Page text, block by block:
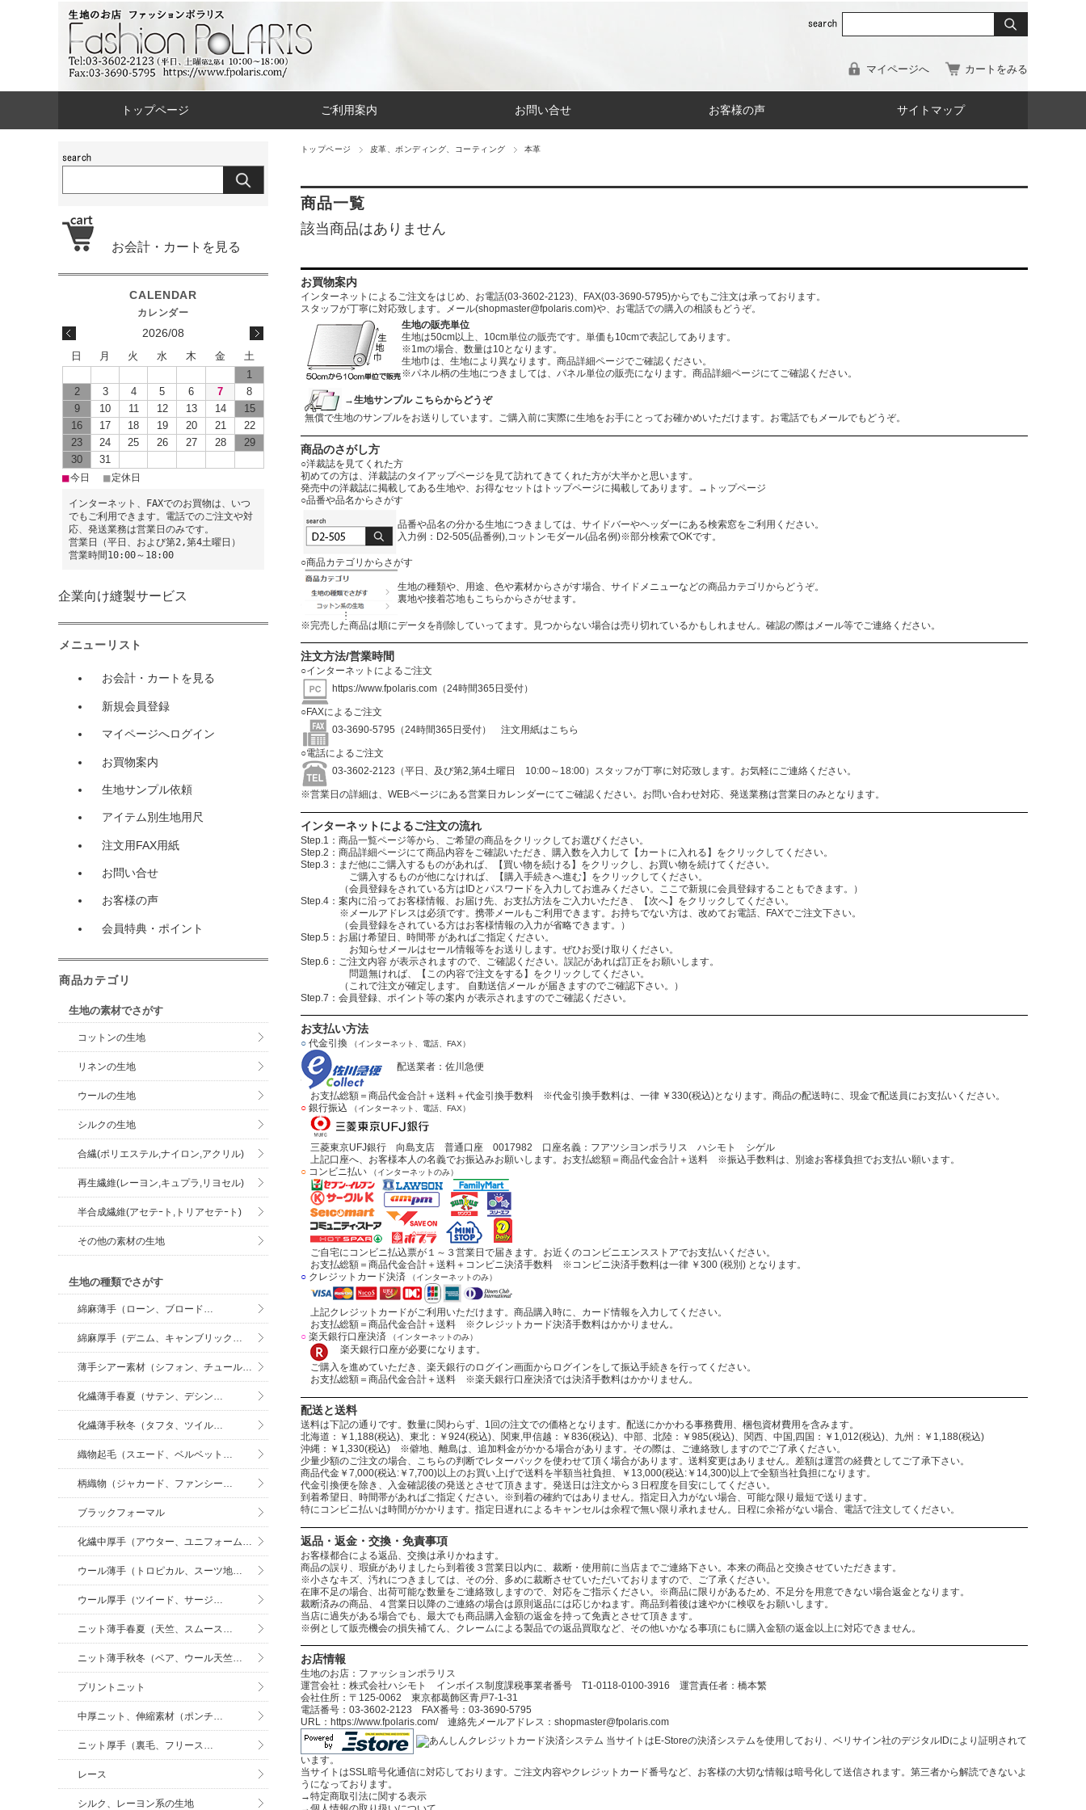
マイページへ カートをみる
トップページ ご利用案内 お問い合せ お客様の声 サイトマップ
トップページ 皮革、ボンディング、コーティング 本革
商品一覧
該当商品はありません
お買物案内
インターネットによるご注文をはじめ、お電話(03-3602-2123)、FAX(03-3690-5795)からでもご注文は承っております。
スタッフが丁寧に対応致します。メール(shopmaster@fpolaris.com)や、お電話での購入の相談もどうぞ。
生地の販売単位
生地は50cm以上、10cm単位の販売です。単価も10cmで表記してあります。
※1mの場合、数量は10となります。
生地巾は、生地により異なります。商品詳細ページでご確認ください。
※パネル柄の生地につきましては、パネル単位の販売になります。商品詳細ページにてご確認ください。
→生地サンプル こちらからどうぞ
無償で生地のサンプルをお送りしています。ご購入前に実際に生地をお手にとってお確かめいただけます。お電話でもメールでもどうぞ。
商品のさがし方
○洋裁誌を見てくれた方
初めての方は、洋裁誌のタイアップページを見て訪れてきてくれた方が大半かと思います。
発売中の洋裁誌に掲載してある生地や、お得なセットはトップページに掲載してあります。
→トップページ
○品番や品名からさがす
品番や品名の分かる生地につきましては、サイドバーやヘッダーにある検索窓をご利用ください。
入力例：D2-505(品番例),コットンモダール(品名例)※部分検索でOKです。
○商品カテゴリからさがす
生地の種類や、用途、色や素材からさがす場合、サイドメニューなどの商品カテゴリからどうぞ。
裏地や接着芯地もこちらからさがせます。
※完売した商品は順にデータを削除していってます。見つからない場合は売り切れているかもしれません。確認の際はメール等でご連絡ください。
注文方法/営業時間
○インターネットによるご注文
https://www.fpolaris.com （24時間365日受付）
○FAXによるご注文
03-3690-5795（24時間365日受付）
注文用紙はこちら
○電話によるご注文
03-3602-2123（平日、及び第2,第4土曜日 10:00～18:00）スタッフが丁寧に対応致します。お気軽にご連絡ください。
※営業日の詳細は、WEBページにある営業日カレンダーにてご確認ください。お問い合わせ対応、発送業務は営業日のみとなります。
インターネットによるご注文の流れ
Step.1：商品一覧ページ等から、ご希望の商品をクリックしてお選びください。
Step.2：商品詳細ページにて商品内容をご確認いただき、購入数を入力して【カートに入れる】をクリックしてください。
Step.3：まだ他にご購入するものがあれば、【買い物を続ける】をクリックし、お買い物を続けてください。
ご購入するものが他になければ、【購入手続きへ進む】をクリックしてください。
（会員登録をされている方はIDとパスワードを入力してお進みください。ここで新規に会員登録することもできます。）
Step.4：案内に沿ってお客様情報、お届け先、お支払方法をご入力いただき、【次へ】をクリックしてください。
※メールアドレスは必須です。携帯メールもご利用できます。お持ちでない方は、改めてお電話、FAXでご注文下さい。
（会員登録をされている方はお客様情報の入力が省略できます。）
Step.5：お届け希望日、時間帯 があればご指定ください。
お知らせメールはセール情報等をお送りします。ぜひお受け取りください。
Step.6：ご注文内容 が表示されますので、ご確認ください。誤記があれば訂正をお願いします。
問題無ければ、【この内容で注文をする】をクリックしてください。
（これで注文が確定します。 自動送信メール が届きますのでご確認下さい。）
Step.7：会員登録、ポイント等の案内 が表示されますのでご確認ください。
お支払い方法
○ 代金引換 （インターネット、電話、FAX）
配送業者：佐川急便
お支払総額＝商品代金合計＋送料＋代金引換手数料 ※代金引換手数料は、一律 ￥330(税込)となります。商品の配送時に、現金で配送員にお支払いください。
○ 銀行振込 （インターネット、電話、FAX）
三菱東京UFJ銀行 向島支店 普通口座 0017982 口座名義：フアツシヨンポラリス ハシモト シゲル
上記口座へ、お客様本人の名義でお振込みお願いします。お支払総額＝商品代金合計＋送料 ※振込手数料は、別途お客様負担でお支払い願います。
○ コンビニ払い （インターネットのみ）
ご自宅にコンビニ払込票が１～３営業日で届きます。お近くのコンビニエンスストアでお支払いください。
お支払総額＝商品代金合計＋送料＋コンビニ決済手数料 ※コンビニ決済手数料は一律 ￥300 (税別) となります。
○ クレジットカード決済 （インターネットのみ）
上記クレジットカードがご利用いただけます。商品購入時に、カード情報を入力してください。
お支払総額＝商品代金合計＋送料 ※クレジットカード決済手数料はかかりません。
○ 楽天銀行口座決済 （インターネットのみ）
楽天銀行口座が必要になります。
ご購入を進めていただき、楽天銀行のログイン画面からログインをして振込手続きを行ってください。
お支払総額＝商品代金合計＋送料 ※楽天銀行口座決済では決済手数料はかかりません。
配送と送料
送料は下記の通りです。数量に関わらず、1回の注文での価格となります。配送にかかわる事務費用、梱包資材費用を含みます。
北海道：￥1,188(税込)、東北：￥924(税込)、関東,甲信越：￥836(税込)、中部、北陸：￥985(税込)、関西、中国,四国：￥1,012(税込)、九州：￥1,188(税込)
沖縄：￥1,330(税込) ※僻地、離島は、追加料金がかかる場合があります。その際は、ご連絡致しますのでご了承ください。
少量少額のご注文の場合、こちらの判断でレターパックを使わせて頂く場合があります。送料変更はありません。差額は運営の経費としてご了承下さい。
商品代金￥7,000(税込:￥7,700)以上のお買い上げで送料を半額当社負担、￥13,000(税込:￥14,300)以上で全額当社負担になります。
代金引換便を除き、入金確認後の発送とさせて頂きます。発送日は注文から３日程度を目安にしてください。
到着希望日、時間帯があればご指定ください。※到着の確約ではありません。指定日入力がない場合、可能な限り最短で送ります。
特にコンビニ払いは時間がかかります。指定日遅れによるキャンセルは余程で無い限り承れません。日程に余裕がない場合、電話で注文してください。
返品・返金・交換・免責事項
お客様都合による返品、交換は承りかねます。
商品の誤り、瑕疵がありましたら到着後３営業日以内に、裁断・使用前に当店までご連絡下さい。本来の商品と交換させていただきます。
※小さなキズ、汚れにつきましては、その分、多めに裁断させていただいておりますので、ご了承ください。
在庫不足の場合、出荷可能な数量をご連絡致しますので、対応をご指示ください。※商品に限りがあるため、不足分を用意できない場合返金となります。
裁断済みの商品、４営業日以降のご連絡の場合は原則返品には応じかねます。商品到着後は速やかに検収をお願いします。
当店に過失がある場合でも、最大でも商品購入金額の返金を持って免責とさせて頂きます。
※例として販売機会の損失補てん、クレームによる製品での返品買取など、その他いかなる事項にもに購入金額の返金以上に対応できません。
お店情報
生地のお店：ファッションポラリス
運営会社：株式会社ハシモト インボイス制度課税事業者番号 T1-0118-0100-3916 運営責任者：橋本繁
会社住所：〒125-0062 東京都葛飾区青戸7-1-31
電話番号：03-3602-2123 FAX番号：03-3690-5795
URL：https://www.fpolaris.com/ 連絡先メールアドレス：shopmaster@fpolaris.com
当サイトはE-Storeの決済システムを使用しており、ベリサイン社のデジタルIDにより証明されて
います。
当サイトはSSL暗号化通信に対応しております。ご注文内容やクレジットカード番号など、お客様の大切な情報は暗号化して送信されます。第三者から解読できないよ
うになっております。
→特定商取引法に関する表示
お会計・カートを見る
2026/08
日 月 火 水 木 金
土
1
2
3 4 5 6 7
8
9
10 11 12 13 14
15
16
17 18 19 20 21
22
23
24 25 26 27 28
29
30
31
■今日 ■ 定休日
インターネット、FAXでのお買物は、いつ
でもご利用できます。電話でのご注文や対
応、発送業務は営業日のみです。
営業日（平日、および第2,第4土曜日）
営業時間10:00～18:00
企業向け縫製サービス
メニューリスト
お会計・カートを見る
新規会員登録
マイページへログイン
お買物案内
生地サンプル依頼
アイテム別生地用尺
注文用FAX用紙
お問い合せ
お客様の声
会員特典・ポイント
商品カテゴリ
生地の素材でさがす
コットンの生地
リネンの生地
ウールの生地
シルクの生地
合繊(ポリエステル,ナイロン,アクリル)
再生繊維(レーヨン,キュプラ,リヨセル)
半合成繊維(アセテｰト,トリアセテｰト)
その他の素材の生地
生地の種類でさがす
綿麻薄手（ローン、ブロード…
綿麻厚手（デニム、キャンブリック…
薄手シアー素材（シフォン、チュール…
化繊薄手春夏（サテン、デシン…
化繊薄手秋冬（タフタ、ツイル…
織物起毛（スエード、ベルベット…
柄織物（ジャカード、ファンシー…
ブラックフォーマル
化繊中厚手（アウター、ユニフォーム…
ウール薄手（トロピカル、スーツ地…
ウール厚手（ツイード、サージ…
ニット薄手春夏（天竺、スムース…
ニット薄手秋冬（ベア、ウール天竺…
プリントニット
中厚ニット、伸縮素材（ポンチ…
ニット厚手（裏毛、フリース…
レース
シルク、レーヨン系の生地